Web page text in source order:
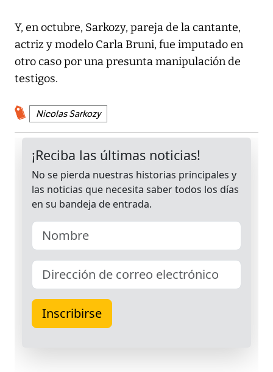
Y, en octubre, Sarkozy, pareja de la cantante,
actriz y modelo Carla Bruni, fue imputado en
otro caso por una presunta manipulación de
testigos.
Nicolas Sarkozy